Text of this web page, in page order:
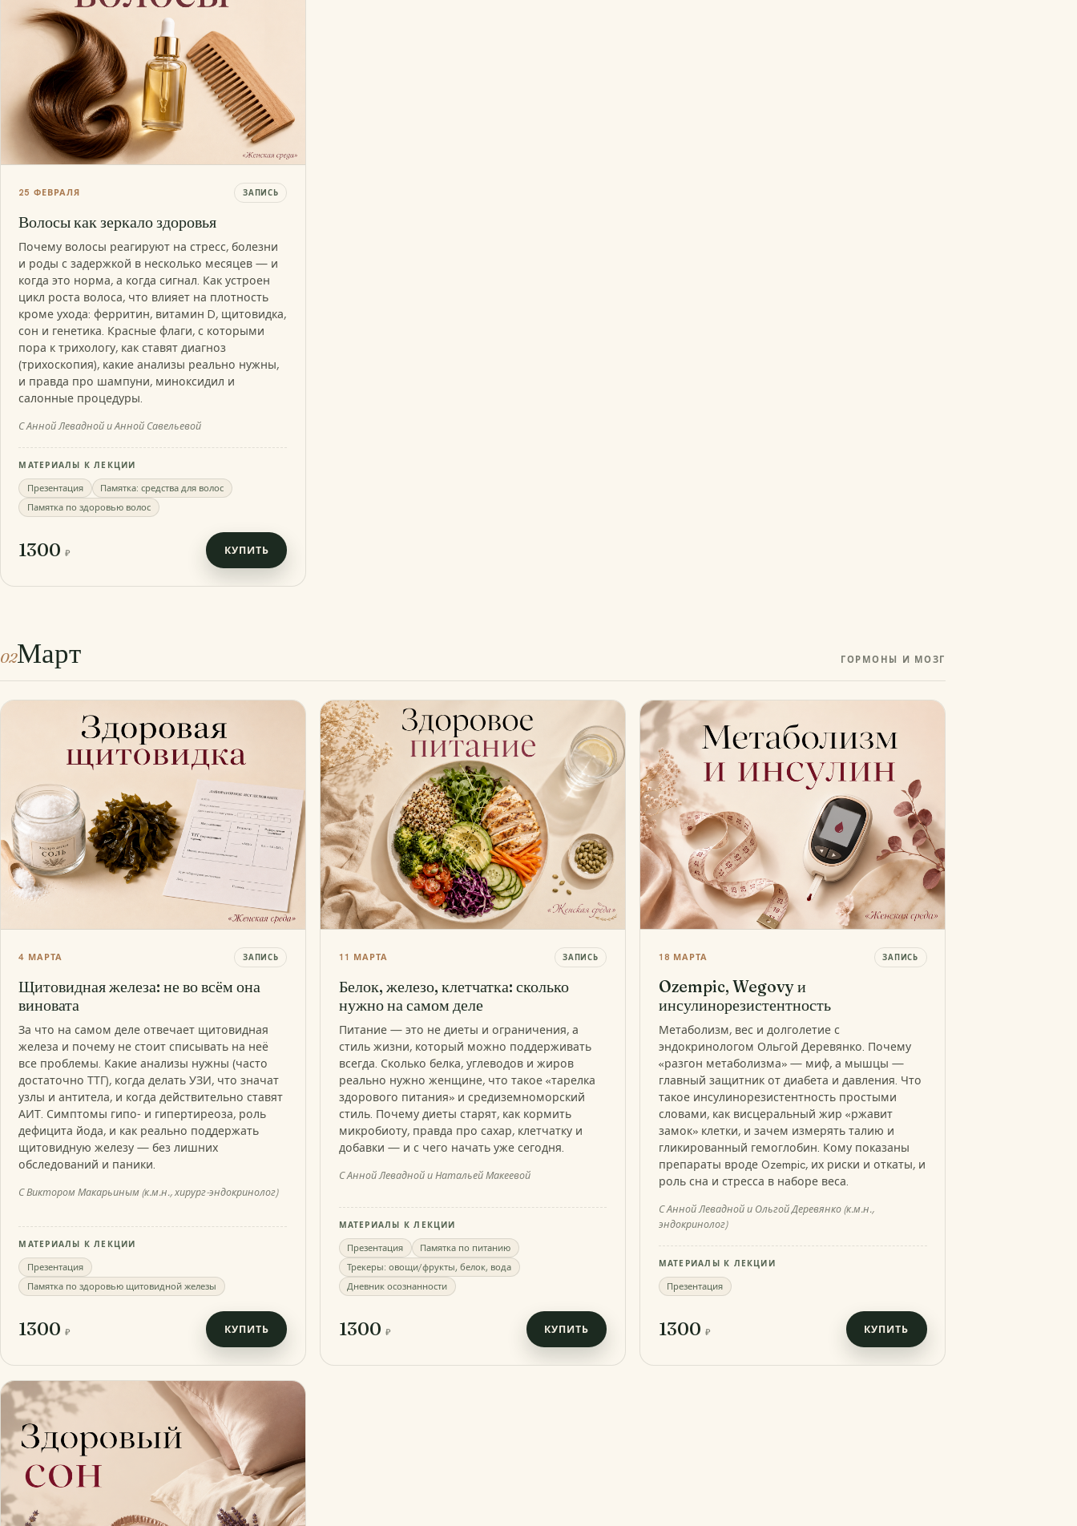
25 ФЕВРАЛЯ ЗАПИСЬ
Волосы как зеркало здоровья
Почему волосы реагируют на стресс, болезни
и роды с задержкой в несколько месяцев — и
когда это норма, а когда сигнал. Как устроен
цикл роста волоса, что влияет на плотность
кроме ухода: ферритин, витамин D, щитовидка,
сон и генетика. Красные флаги, с которыми
пора к трихологу, как ставят диагноз
(трихоскопия), какие анализы реально нужны,
и правда про шампуни, миноксидил и
салонные процедуры.
С Анной Левадной и Анной Савельевой
МАТЕРИАЛЫ К ЛЕКЦИИ
Презентация
Памятка: средства для волос
Памятка по здоровью волос
1300₽ КУПИТЬ
02Март ГОРМОНЫ И МОЗГ
4 МАРТА ЗАПИСЬ
Щитовидная железа: не во всём она
виновата
За что на самом деле отвечает щитовидная
железа и почему не стоит списывать на неё
все проблемы. Какие анализы нужны (часто
достаточно ТТГ), когда делать УЗИ, что значат
узлы и антитела, и когда действительно ставят
АИТ. Симптомы гипо- и гипертиреоза, роль
дефицита йода, и как реально поддержать
щитовидную железу — без лишних
обследований и паники.
С Виктором Макарьиным (к.м.н., хирург-эндокринолог)
МАТЕРИАЛЫ К ЛЕКЦИИ
Презентация
Памятка по здоровью щитовидной железы
1300₽ КУПИТЬ
11 МАРТА ЗАПИСЬ
Белок, железо, клетчатка: сколько
нужно на самом деле
Питание — это не диеты и ограничения, а
стиль жизни, который можно поддерживать
всегда. Сколько белка, углеводов и жиров
реально нужно женщине, что такое «тарелка
здорового питания» и средиземноморский
стиль. Почему диеты старят, как кормить
микробиоту, правда про сахар, клетчатку и
добавки — и с чего начать уже сегодня.
С Анной Левадной и Натальей Макеевой
МАТЕРИАЛЫ К ЛЕКЦИИ
Презентация
Памятка по питанию
Трекеры: овощи/фрукты, белок, вода
Дневник осознанности
1300 ₽ КУПИТЬ
18 МАРТА ЗАПИСЬ
Ozempic, Wegovy и
инсулинорезистентность
Метаболизм, вес и долголетие с
эндокринологом Ольгой Деревянко. Почему
«разгон метаболизма» — миф, а мышцы —
главный защитник от диабета и давления. Что
такое инсулинорезистентность простыми
словами, как висцеральный жир «ржавит
замок» клетки, и зачем измерять талию и
гликированный гемоглобин. Кому показаны
препараты вроде Ozempic, их риски и откаты, и
роль сна и стресса в наборе веса.
С Анной Левадной и Ольгой Деревянко (к.м.н.,
эндокринолог)
МАТЕРИАЛЫ К ЛЕКЦИИ
Презентация
1300 ₽ КУПИТЬ